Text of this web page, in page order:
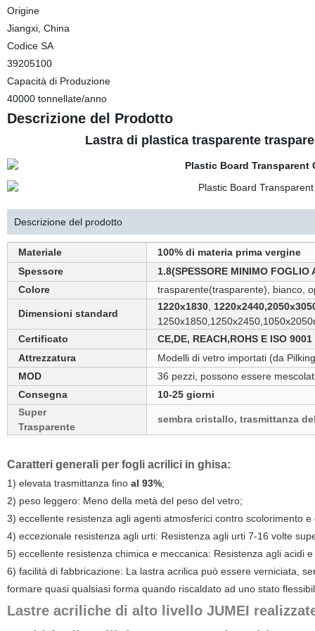
Origine
Jiangxi, China
Codice SA
39205100
Capacità di Produzione
40000 tonnellate/anno
Descrizione del Prodotto
Lastra di plastica trasparente
Descrizione del prodotto
Materiale
100% di materia prima vergine
Spessore
1.8(SPESSORE MINIMO FOGLIO
Colore
trasparente(trasparente), bianco,
Dimensioni standard
1220x1830,
Certificato
CE,DE, REACH,ROHS E ISO 9001
Attrezzatura
Modelli di vetro importati (da
MOD
36 pezzi, possono essere
Consegna
10-25 giorni
Super
Trasparente
sembra cristallo, trasmittanza
Caratteri generali per fogli acrilici in ghisa:
1) elevata trasmittanza finoal 93%;
2) peso leggero: Meno della metà del peso del vetro;
3) eccellente resistenza agli agenti atmosferici contro scolorimento e
4) eccezionale resistenza agli urti: Resistenza agli urti 7-16 volte
5) eccellente resistenza chimica e meccanica: Resistenza agli acidi
6) facilità di fabbricazione: La lastra acrilica può essere verniciata,
formare quasi qualsiasi forma quando riscaldato ad uno stato
Lastre acriliche di alto livello JUMEI